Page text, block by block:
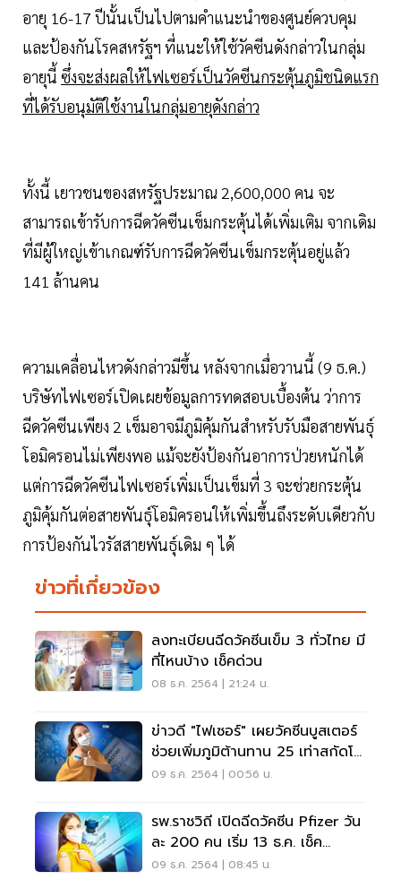
อายุ 16-17 ปีนั้นเป็นไปตามคำแนะนำของศูนย์ควบคุม
และป้องกันโรคสหรัฐฯ ที่แนะให้ใช้วัคซีนดังกล่าวในกลุ่ม
อายุนี้ ซึ่งจะส่งผลให้ไฟเซอร์เป็นวัคซีนกระตุ้นภูมิชนิดแรก
ที่ได้รับอนุมัติใช้งานในกลุ่มอายุดังกล่าว
ทั้งนี้ เยาวชนของสหรัฐประมาณ 2,600,000 คน จะ
สามารถเข้ารับการฉีดวัคซีนเข็มกระตุ้นได้เพิ่มเติม จากเดิม
ที่มีผู้ใหญ่เข้าเกณฑ์รับการฉีดวัคซีนเข็มกระตุ้นอยู่แล้ว
141 ล้านคน
ความเคลื่อนไหวดังกล่าวมีขึ้น หลังจากเมื่อวานนี้ (9 ธ.ค.)
บริษัทไฟเซอร์เปิดเผยข้อมูลการทดสอบเบื้องต้น ว่าการ
ฉีดวัคซีนเพียง 2 เข็มอาจมีภูมิคุ้มกันสำหรับรับมือสายพันธุ์
โอมิครอนไม่เพียงพอ แม้จะยังป้องกันอาการป่วยหนักได้
แต่การฉีดวัคซีนไฟเซอร์เพิ่มเป็นเข็มที่ 3 จะช่วยกระตุ้น
ภูมิคุ้มกันต่อสายพันธุ์โอมิครอนให้เพิ่มขึ้นถึงระดับเดียวกับ
การป้องกันไวรัสสายพันธุ์เดิม ๆ ได้
ข่าวที่เกี่ยวข้อง
ลงทะเบียนฉีดวัคซีนเข็ม 3 ทั่วไทย มี
ที่ไหนบ้าง เช็คด่วน
08 ธ.ค. 2564 | 21:24 น.
ข่าวดี "ไฟเซอร์" เผยวัคซีนบูสเตอร์
ช่วยเพิ่มภูมิต้านทาน 25 เท่าสกัดโอ
มิครอน
09 ธ.ค. 2564 | 00:56 น.
รพ.ราชวิถี เปิดฉีดวัคซีน Pfizer วัน
ละ 200 คน เริ่ม 13 ธ.ค. เช็ค
เงื่อนไขที่นี่
09 ธ.ค. 2564 | 08:45 น.